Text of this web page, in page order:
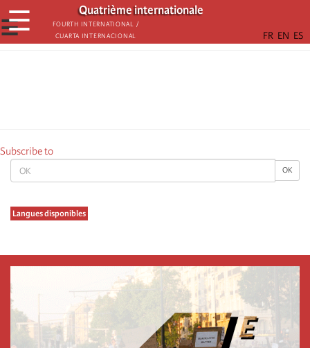
Skip
to
main
Quatrième internationale
Fourth International /
Cuarta Internacional
☰
☰
OK OK
Langues disponibles
Subscribe to